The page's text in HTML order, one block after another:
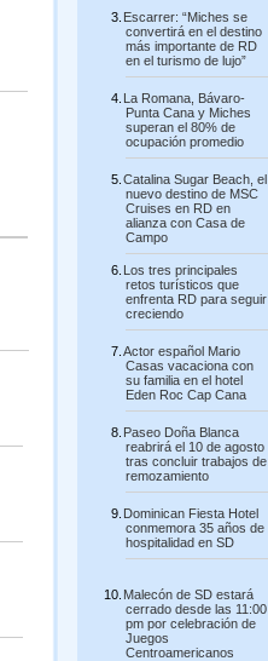
Escarrer: “Miches se
convertirá en el destino
más importante de RD
en el turismo de lujo”
La Romana, Bávaro-
Punta Cana y Miches
superan el 80% de
ocupación promedio
Catalina Sugar Beach, el
nuevo destino de MSC
Cruises en RD en
alianza con Casa de
Campo
Los tres principales
retos turísticos que
enfrenta RD para seguir
creciendo
Actor español Mario
Casas vacaciona con
su familia en el hotel
Eden Roc Cap Cana
Paseo Doña Blanca
reabrirá el 10 de agosto
tras concluir trabajos de
remozamiento
Dominican Fiesta Hotel
conmemora 35 años de
hospitalidad en SD
Malecón de SD estará
cerrado desde las 11:00
pm por celebración de
Juegos
Centroamericanos